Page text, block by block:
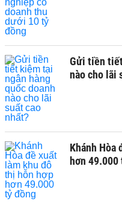
Gửi tiền
nào cho lãi
Khánh Hòa
hơn 49.000